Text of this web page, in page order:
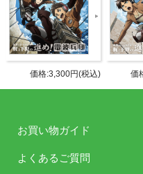
野紘さんのお名前と担
コニーの名前をデザイ
セット購入特典として
インとコメントが印刷
価格:3,300円(税込) 価
お買い物ガイド
よくあるご質問